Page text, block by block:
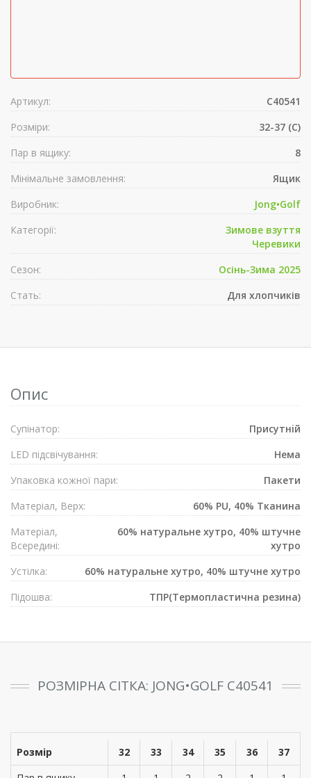
Артикул:
C40541
Розміри:
32-37 (C)
Пар в ящику:
8
Мінімальне замовлення:
Ящик
Виробник:
Jong•Golf
Категорії:
Зимове взуття
Черевики
Сезон:
Осінь-Зима 2025
Стать:
Для хлопчиків
Опис
Супiнатор:
Присутнiй
LED підсвічування:
Нема
Упаковка кожної пари:
Пакети
Матеріал, Верх:
60% PU, 40% Тканина
Матеріал,
Всередині:
60% натуральне хутро, 40% штучне
хутро
Устілка:
60% натуральне хутро, 40% штучне хутро
Підошва:
ТПР(Термопластична резина)
РОЗМІРНА СІТКА: JONG•GOLF C40541
Розмір 32 33 34 35 36
37